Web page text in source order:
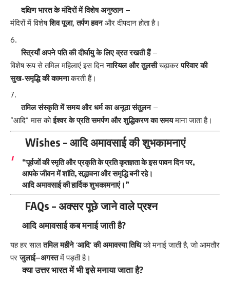
दक्षिण भारत के मंदिरों में विशेष अनुष्ठान–
मंदिरों में विशेषशिव पूजा, तर्पण हवनऔर दीपदान होता है।
स्त्रियाँ अपने पति की दीर्घायु के लिए व्रत रखती हैं–
विशेष रूप से तमिल महिलाएं इस दिननारियल और तुलसीचढ़ाकरपरिवार की
सुख-समृद्धि की कामनाकरती हैं।
तमिल संस्कृति में समय और धर्म का अनूठा संतुलन–
“आदि” मास कोईश्वर के प्रति समर्पण और शुद्धिकरण का समयमाना जाता है।
Wishes – आदि अमावसाई की शुभकामनाएं
“पूर्वजों की स्मृति और प्रकृति के प्रति कृतज्ञता के इस पावन दिन पर,
आपके जीवन में शांति, सद्भावना और समृद्धि बनी रहे।
आदि अमावसाई की हार्दिक शुभकामनाएं।”
FAQs – अक्सर पूछे जाने वाले प्रश्न
आदि अमावसाई कब मनाई जाती है?
यह हर सालतमिल महीने ‘आदि’ की अमावस्या तिथिको मनाई जाती है, जो आमतौर
परजुलाई–अगस्तमें पड़ती है।
क्या उत्तर भारत में भी इसे मनाया जाता है?